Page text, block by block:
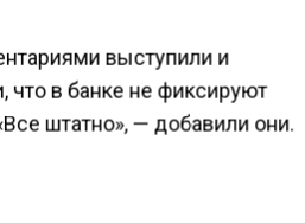
выступили и
что в банке не фиксируют
штатно», — добавили они.